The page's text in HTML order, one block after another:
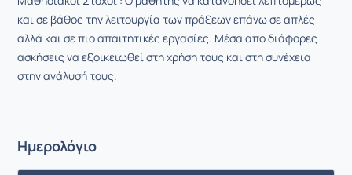
και σε βάθος την λειτουργία των πράξεων επάνω σε απλές
αλλά και σε πιο απαιτητικές εργασίες. Μέσα απο διάφορες
ασκήσεις να εξοικειωθεί στη χρήση τους και στη συνέχεια
στην ανάλυσή τους.
Ημερολόγιο